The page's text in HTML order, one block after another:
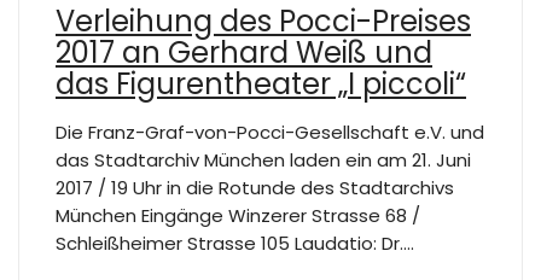
Verleihung des Pocci-Preises
2017 an Gerhard Weiß und
das Figurentheater „I piccoli“
Die Franz-Graf-von-Pocci-Gesellschaft e.V. und
das Stadtarchiv München laden ein am 21. Juni
2017 / 19 Uhr in die Rotunde des Stadtarchivs
München Eingänge Winzerer Strasse 68 /
Schleißheimer Strasse 105 Laudatio: Dr.…